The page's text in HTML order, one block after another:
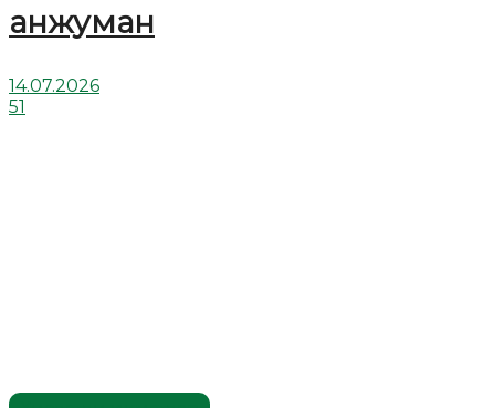
анжуман
14.07.2026
51